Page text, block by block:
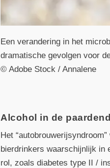
Een verandering in het
dramatische gevolgen voor
© Adobe Stock / Annalene
Alcohol in de
Het
bierdrinkers waarschijnlijk in
rol, zoals diabetes type II /